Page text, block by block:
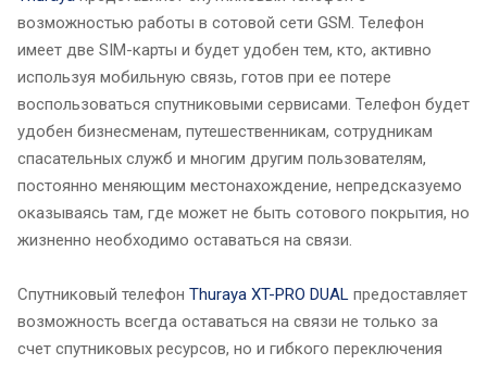
возможностью работы в сотовой сети GSM. Телефон
имеет две SIM-карты и будет удобен тем, кто, активно
используя мобильную связь, готов при ее потере
воспользоваться спутниковыми сервисами. Телефон будет
удобен бизнесменам, путешественникам, сотрудникам
спасательных служб и многим другим пользователям,
постоянно меняющим местонахождение, непредсказуемо
оказываясь там, где может не быть сотового покрытия, но
жизненно необходимо оставаться на связи.
Спутниковый телефон Thuraya XT-PRO DUAL предоставляет
возможность всегда оставаться на связи не только за
счет спутниковых ресурсов, но и гибкого переключения